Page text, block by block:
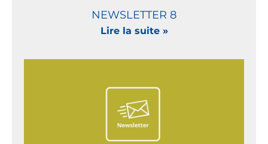
NEWSLETTER 8
Lire la suite »